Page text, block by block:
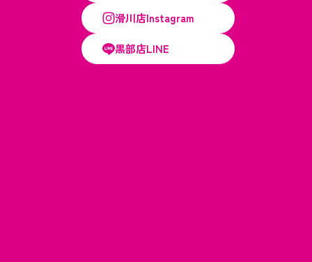
滑川店Instagram
黒部店LINE